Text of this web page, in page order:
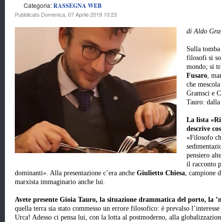
Categoria:RASSEGNA WEB
Pubblicato Domenica, 07 Aprile 2019 10:23
di Aldo
Sulla
filosofi si
mondo; si
Fusaro,
che
Gramsci e
Tauro:
La lista
descrive
«Filosofo
pensiero
il racconto
dominanti». Alla presentazione c’era anche Giulietto Chiesa, campione
marxista immaginario anche lui.
Avete presente Gioia Tauro, la situazione drammatica del porto, la
quella terra sia stato commesso un errore filosofico: è prevalso
Urca! Adesso ci pensa lui, con la lotta al postmoderno, alla